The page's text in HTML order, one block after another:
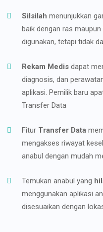
Silsilah menunjukkan
baik dengan ras
digunakan, tetapi tidak
Rekam Medis dapat
diagnosis, dan
aplikasi. Pemilik baru
Transfer Data
Fitur Transfer Data
mengakses riwayat
anabul dengan mudah
Temukan anabul yang
menggunakan aplikasi
disesuaikan dengan